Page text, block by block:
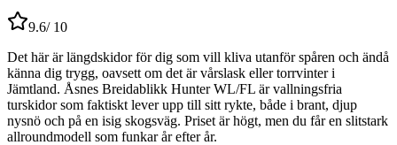
9.6/ 10
Det här är längdskidor för dig som vill kliva utanför spåren och ändå
känna dig trygg, oavsett om det är vårslask eller torrvinter i
Jämtland. Åsnes Breidablikk Hunter WL/FL är vallningsfria
turskidor som faktiskt lever upp till sitt rykte, både i brant, djup
nysnö och på en isig skogsväg. Priset är högt, men du får en slitstark
allroundmodell som funkar år efter år.